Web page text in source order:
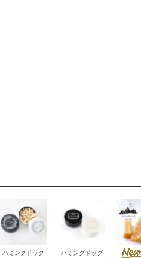
ハミングドッグ
ハミングドッグ